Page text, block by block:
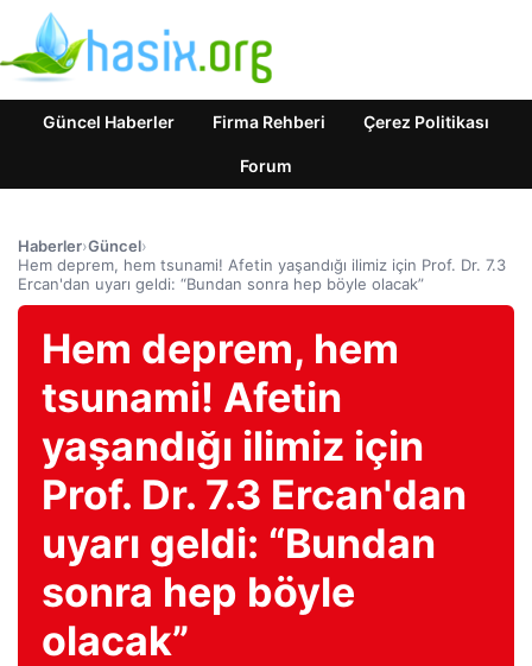
Güncel Haberler Firma Rehberi Çerez Politikası
Forum
Haberler›Güncel›
Hem deprem, hem tsunami! Afetin yaşandığı ilimiz için Prof. Dr. 7.3
Ercan'dan uyarı geldi: “Bundan sonra hep böyle olacak”
Hem deprem, hem
tsunami! Afetin
yaşandığı ilimiz için
Prof. Dr. 7.3 Ercan'dan
uyarı geldi: “Bundan
sonra hep böyle
olacak”